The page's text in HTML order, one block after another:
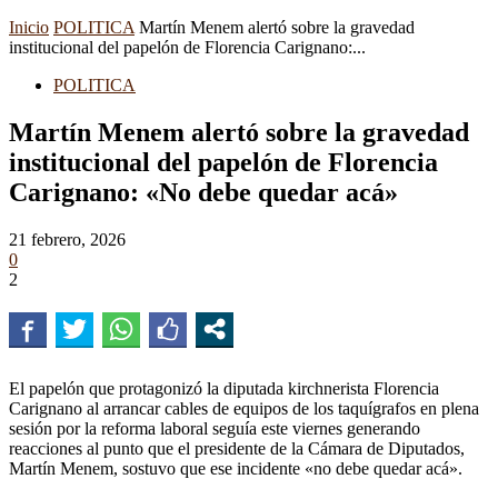
Inicio POLITICA Martín Menem alertó sobre la gravedad
institucional del papelón de Florencia Carignano:...
POLITICA
Martín Menem alertó sobre la gravedad
institucional del papelón de Florencia
Carignano: «No debe quedar acá»
21 febrero, 2026
0
2
El papelón que protagonizó la diputada kirchnerista Florencia
Carignano al arrancar cables de equipos de los taquígrafos en plena
sesión por la reforma laboral seguía este viernes generando
reacciones al punto que el presidente de la Cámara de Diputados,
Martín Menem, sostuvo que ese incidente «no debe quedar acá».